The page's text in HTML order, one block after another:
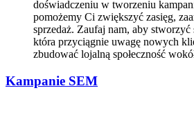
doświadczeniu w tworzeniu
pomożemy Ci zwiększyć zasięg,
sprzedaż. Zaufaj nam, aby stworzyć
która przyciągnie uwagę nowych
zbudować lojalną społeczność
Kampanie SEM